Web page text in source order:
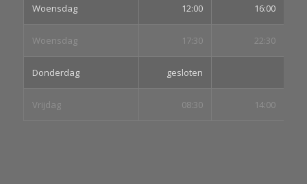
Woensdag 12:00 16:00
Woensdag 17:30 22:30
Donderdag gesloten
Vrijdag 08:30 14:00